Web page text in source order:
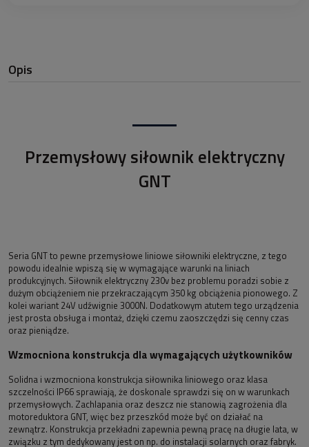
Opis
Przemysłowy siłownik elektryczny
GNT
Seria GNT to pewne przemysłowe liniowe siłowniki elektryczne, z tego
powodu idealnie wpiszą się w wymagające warunki na liniach
produkcyjnych. Siłownik elektryczny 230v bez problemu poradzi sobie z
dużym obciążeniem nie przekraczającym 350 kg obciążenia pionowego. Z
kolei wariant 24V udźwignie 3000N. Dodatkowym atutem tego urządzenia
jest prosta obsługa i montaż, dzięki czemu zaoszczędzi się cenny czas
oraz pieniądze.
Wzmocniona konstrukcja dla wymagających użytkowników
Solidna i wzmocniona konstrukcja siłownika liniowego oraz klasa
szczelności IP66 sprawiają, że doskonale sprawdzi się on w warunkach
przemysłowych. Zachlapania oraz deszcz nie stanowią zagrożenia dla
motoreduktora GNT, więc bez przeszkód może być on działać na
zewnątrz. Konstrukcja przekładni zapewnia pewną pracę na długie lata, w
związku z tym dedykowany jest on np. do instalacji solarnych oraz fabryk.